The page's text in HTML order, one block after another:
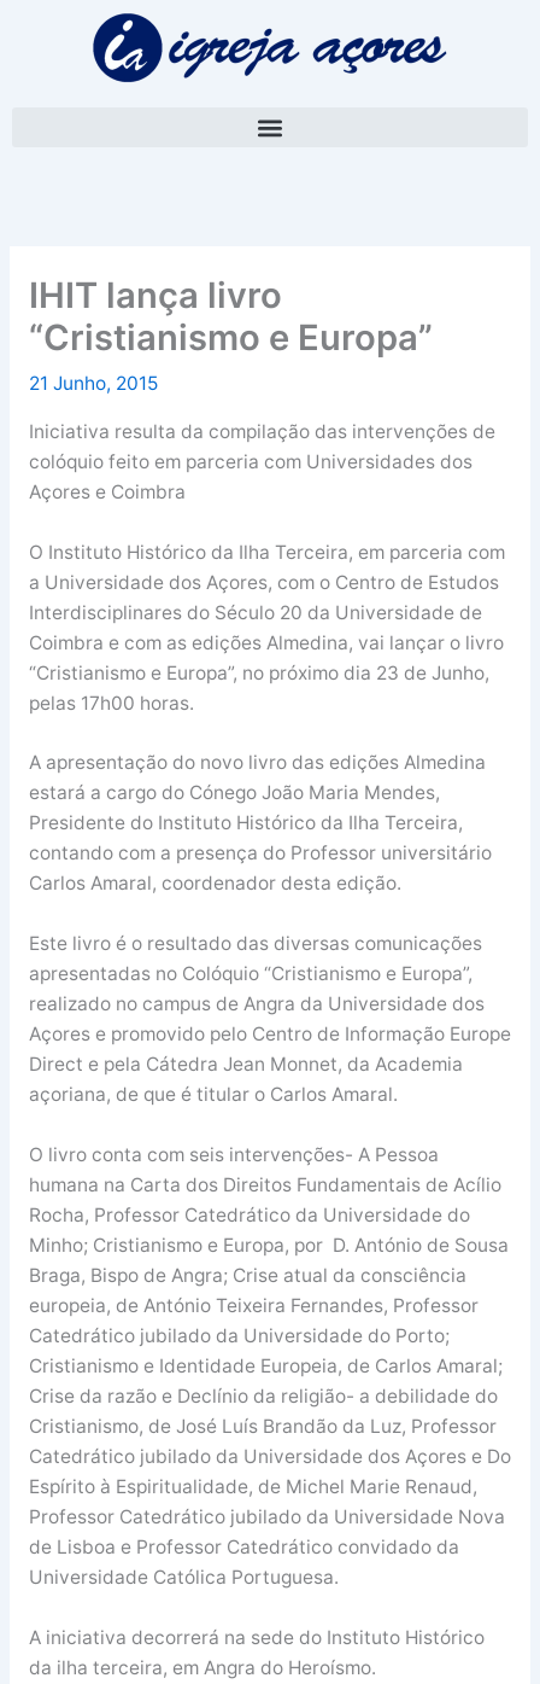
IHIT lança livro
“Cristianismo e Europa”
21 Junho, 2015
Iniciativa resulta da compilação das intervenções de
colóquio feito em parceria com Universidades dos
Açores e Coimbra
O Instituto Histórico da Ilha Terceira, em parceria com
a Universidade dos Açores, com o Centro de Estudos
Interdisciplinares do Século 20 da Universidade de
Coimbra e com as edições Almedina, vai lançar o livro
“Cristianismo e Europa”, no próximo dia 23 de Junho,
pelas 17h00 horas.
A apresentação do novo livro das edições Almedina
estará a cargo do Cónego João Maria Mendes,
Presidente do Instituto Histórico da Ilha Terceira,
contando com a presença do Professor universitário
Carlos Amaral, coordenador desta edição.
Este livro é o resultado das diversas comunicações
apresentadas no Colóquio “Cristianismo e Europa”,
realizado no campus de Angra da Universidade dos
Açores e promovido pelo Centro de Informação Europe
Direct e pela Cátedra Jean Monnet, da Academia
açoriana, de que é titular o Carlos Amaral.
O livro conta com seis intervenções- A Pessoa
humana na Carta dos Direitos Fundamentais de Acílio
Rocha, Professor Catedrático da Universidade do
Minho; Cristianismo e Europa, por D. António de Sousa
Braga, Bispo de Angra; Crise atual da consciência
europeia, de António Teixeira Fernandes, Professor
Catedrático jubilado da Universidade do Porto;
Cristianismo e Identidade Europeia, de Carlos Amaral;
Crise da razão e Declínio da religião- a debilidade do
Cristianismo, de José Luís Brandão da Luz, Professor
Catedrático jubilado da Universidade dos Açores e Do
Espírito à Espiritualidade, de Michel Marie Renaud,
Professor Catedrático jubilado da Universidade Nova
de Lisboa e Professor Catedrático convidado da
Universidade Católica Portuguesa.
A iniciativa decorrerá na sede do Instituto Histórico
da ilha terceira, em Angra do Heroísmo.